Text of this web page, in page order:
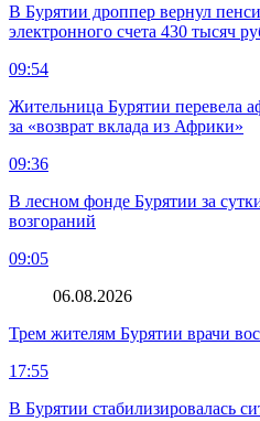
В Бурятии дроппер вернул
электронного счета 430 тысяч
09:54
Жительница Бурятии перевела
за «возврат вклада из Африки»
09:36
В лесном фонде Бурятии за
возгораний
09:05
06.08.2026
Трем жителям Бурятии врачи
17:55
В Бурятии стабилизировалась